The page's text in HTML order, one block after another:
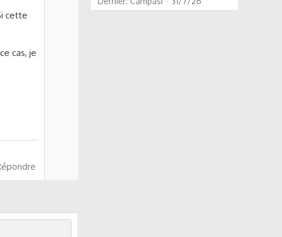
cette
cas, je